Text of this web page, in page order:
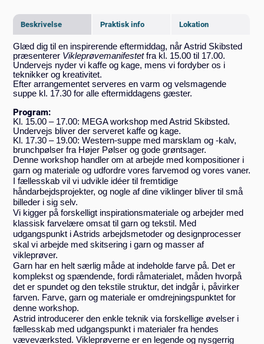
Beskrivelse Praktisk info Lokation
Glæd dig til en inspirerende eftermiddag, når Astrid Skibsted
præsenterer Vikleprøvemanifestetfra kl. 15.00 til 17.00.
Undervejs nyder vi kaffe og kage, mens vi fordyber os i
teknikker og kreativitet.
Efter arrangementet serveres en varm og velsmagende
suppe kl. 17.30 for alle eftermiddagens gæster.
Program:
Kl. 15.00 – 17.00: MEGA workshop med Astrid Skibsted.
Undervejs bliver der serveret kaffe og kage.
Kl. 17.30 – 19.00: Western-suppe med marsklam og -kalv,
brunchpølser fra Højer Pølser og gode grøntsager.
Denne workshop handler om at arbejde med kompositioner i
garn og materiale og udfordre vores farvemod og vores vaner.
I fællesskab vil vi udvikle idéer til fremtidige
håndarbejdsprojekter, og nogle af dine viklinger bliver til små
billeder i sig selv.
Vi kigger på forskelligt inspirationsmateriale og arbejder med
klassisk farvelære omsat til garn og tekstil. Med
udgangspunkt i Astrids arbejdsmetoder og designprocesser
skal vi arbejde med skitsering i garn og masser af
vikleprøver.
Garn har en helt særlig måde at indeholde farve på. Det er
komplekst og spændende, fordi råmaterialet, måden hvorpå
det er spundet og den tekstile struktur, det indgår i, påvirker
farven. Farve, garn og materiale er omdrejningspunktet for
denne workshop.
Astrid introducerer den enkle teknik via forskellige øvelser i
fællesskab med udgangspunkt i materialer fra hendes
væveværksted. Vikleprøverne er en legende og nysgerrig